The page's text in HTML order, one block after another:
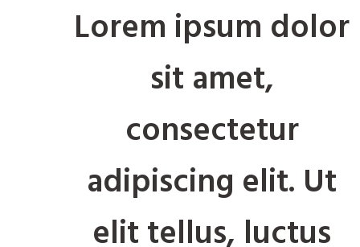
Lorem ipsum dolor
sit amet,
consectetur
adipiscing elit. Ut
elit tellus, luctus